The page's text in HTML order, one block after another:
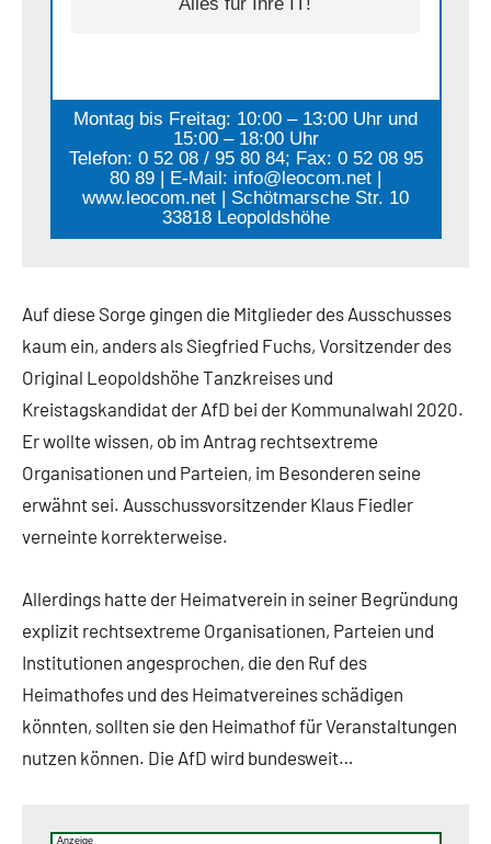
Montag bis Freitag: 10:00 – 13:00 Uhr und
15:00 – 18:00 Uhr
Telefon: 0 52 08 / 95 80 84; Fax: 0 52 08 95
80 89 | E-Mail: info@leocom.net |
www.leocom.net | Schötmarsche Str. 10
33818 Leopoldshöhe
Auf diese Sorge gingen die Mitglieder des Ausschusses
kaum ein, anders als Siegfried Fuchs, Vorsitzender des
Original Leopoldshöhe Tanzkreises und
Kreistagskandidat der AfD bei der Kommunalwahl 2020.
Er wollte wissen, ob im Antrag rechtsextreme
Organisationen und Parteien, im Besonderen seine
erwähnt sei. Ausschussvorsitzender Klaus Fiedler
verneinte korrekterweise.
Allerdings hatte der Heimatverein in seiner Begründung
explizit rechtsextreme Organisationen, Parteien und
Institutionen angesprochen, die den Ruf des
Heimathofes und des Heimatvereines schädigen
könnten, sollten sie den Heimathof für Veranstaltungen
nutzen können. Die AfD wird bundesweit…
Anzeige